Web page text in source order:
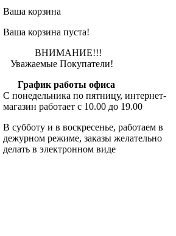
Ваша корзина
Ваша корзина пуста!
ВНИМАНИЕ!!!
Уважаемые Покупатели!
График работы офиса
С понедельника по пятницу, интернет-
магазин работает с 10.00 до 19.00
В субботу и в воскресенье, работаем в
дежурном режиме, заказы желательно
делать в электронном виде